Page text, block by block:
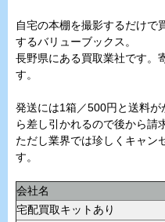
自宅の本棚を撮影するだけで
するバリューブックス。
長野県にある買取業社です。
す。
発送には1箱／500円と送料
ら差し引かれるので後から請
ただし業界では珍しくキャン
す。
会社名
宅配買取キットあり